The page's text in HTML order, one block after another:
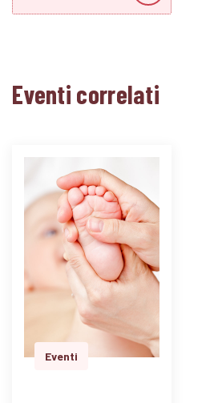
Eventi correlati
Eventi